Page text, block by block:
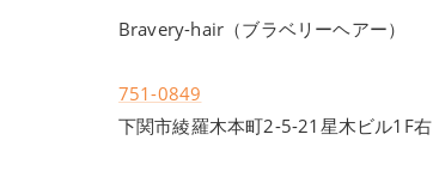
Bravery-hair（ブラベリーヘアー）
751-0849
下関市綾羅木本町2-5-21星木ビル1F右